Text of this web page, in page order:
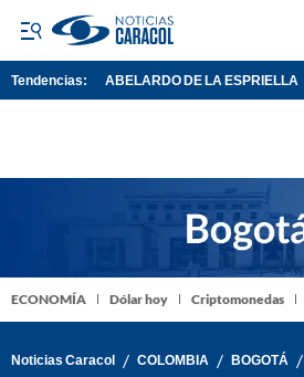
Tendencias: ABELARDO DE LA ESPRIELLA
ECONOMÍA Dólar hoy Criptomonedas
Noticias Caracol / COLOMBIA / BOGOTÁ /